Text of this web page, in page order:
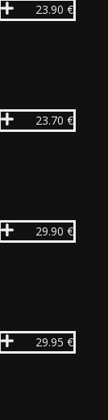
23.90 €
23.70 €
29.90 €
29.95 €